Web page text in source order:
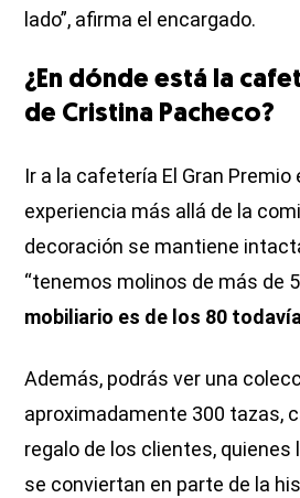
lado”, afirma el encargado.
¿En dónde está la
de Cristina Pacheco?
Ir a la cafetería El Gran Premio
experiencia más allá de la
decoración se mantiene
“tenemos molinos de más de
mobiliario es de los 80
Además, podrás ver una
aproximadamente 300 tazas,
regalo de los clientes, quienes
se conviertan en parte de la